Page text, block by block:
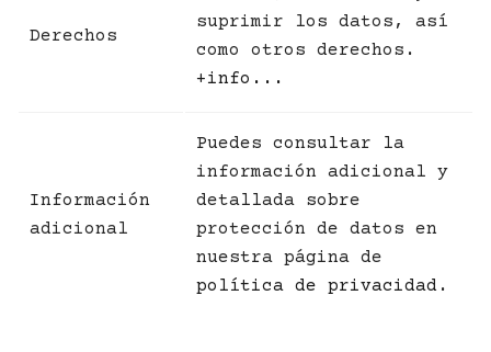
Derechos
suprimir los datos, así
como otros derechos.
+info...
Información
adicional
Puedes consultar la
información adicional y
detallada sobre
protección de datos en
nuestra página de
política de privacidad .